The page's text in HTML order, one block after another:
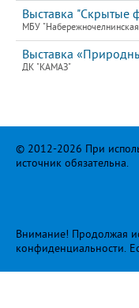
Выставка "Скрытые
МБУ
Выставка
ДК "КАМАЗ"
© 2012-2026 При
источник обязательна.
Внимание! Продолжая
конфиденциальности.